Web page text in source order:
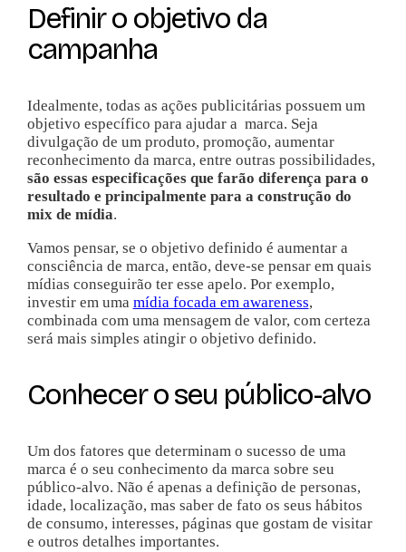
Definir o objetivo da
campanha
Idealmente, todas as ações publicitárias possuem um
objetivo específico para ajudar a marca. Seja
divulgação de um produto, promoção, aumentar
reconhecimento da marca, entre outras possibilidades,
são essas especificações que farão diferença para o
resultado e principalmente para a construção do
mix de mídia.
Vamos pensar, se o objetivo definido é aumentar a
consciência de marca, então, deve-se pensar em quais
mídias conseguirão ter esse apelo. Por exemplo,
investir em uma mídia focada em awareness,
combinada com uma mensagem de valor, com certeza
será mais simples atingir o objetivo definido.
Conhecer o seu público-alvo
Um dos fatores que determinam o sucesso de uma
marca é o seu conhecimento da marca sobre seu
público-alvo. Não é apenas a definição de personas,
idade, localização, mas saber de fato os seus hábitos
de consumo, interesses, páginas que gostam de visitar
e outros detalhes importantes.